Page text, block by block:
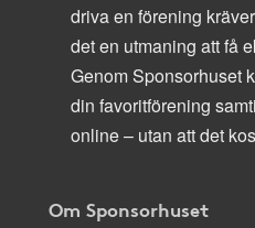
driva en förening
det en utmaning att få
Genom Sponsorhuset
din favoritförening
online – utan att det
Om Sponsorhuset